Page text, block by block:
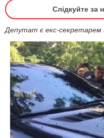
Слідкуйте за
Депутат є екс-секретарем